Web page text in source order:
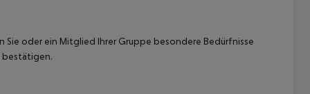
oder ein Mitglied Ihrer Gruppe besondere Bedürfnisse
bestätigen.